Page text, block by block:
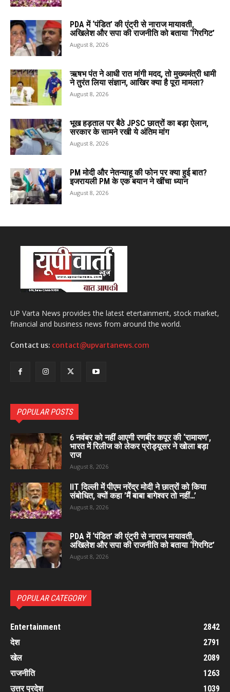
PDA में ‘पंडित’ की एंट्री से नाराज मायावती,
अखिलेश और सपा की राजनीति को बताया ‘गिरगिट’
August 8, 2026
ऋषभ पंत ने आधी रात मांगी मदद, तो मुख्यमंत्री धामी
ने तुरंत लिया संज्ञान, आखिर क्या है पूरा मामला?
August 8, 2026
भूख हड़ताल पर बैठे JPSC छात्रों का बड़ा ऐलान,
सरकार के सामने रखी ये अंतिम मांग
August 8, 2026
PM मोदी और नेतन्याहू की फोन पर क्या हुई बात?
इजरायली PM के एक बयान ने खींचा ध्यान
August 8, 2026
UP Varta News provides the latest etertainment, stock market,
financial and business news from around the world.
Contact us: contact@upvartanews.com
POPULAR POSTS
6 नवंबर को नहीं आएगी रणबीर कपूर की ‘रामायण’,
भारत में रिलीज को लेकर प्रोड्यूसर ने खोला बड़ा
राज
August 8, 2026
IIT दिल्ली में पीएम नरेंद्र मोदी ने छात्रों को किया
संबोधित, क्यों कहा ’मैं बाबा बागेश्वर तो नहीं…’
August 8, 2026
PDA में ‘पंडित’ की एंट्री से नाराज मायावती,
अखिलेश और सपा की राजनीति को बताया ‘गिरगिट’
August 8, 2026
POPULAR CATEGORY
Entertainment
2842
देश
2791
खेल
2089
राजनीति
1263
उत्तर प्रदेश
1039